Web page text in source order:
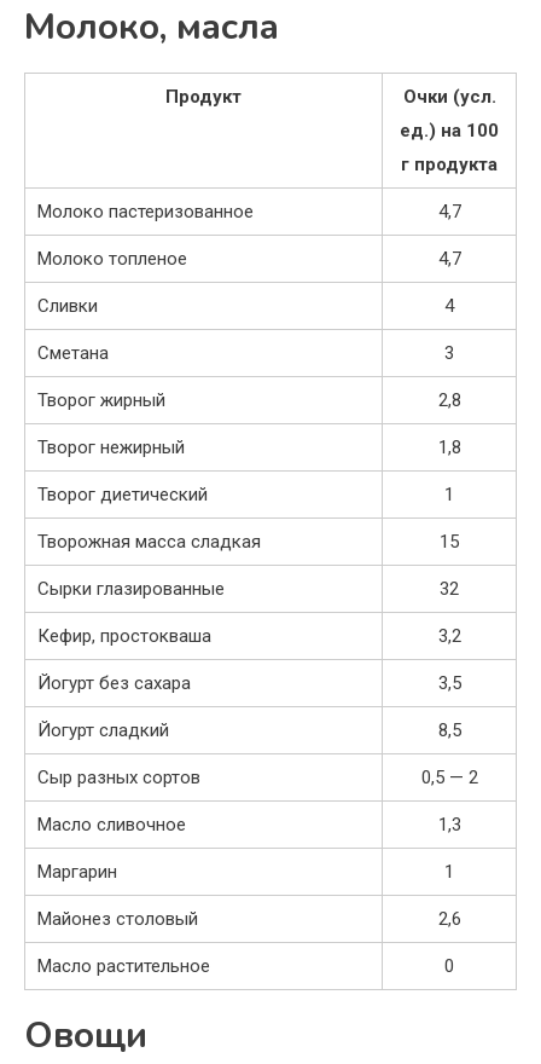
Молоко, масла
Продукт
Очки (усл.
ед.) на 100
г продукта
Молоко пастеризованное 4,7
Молоко топленое 4,7
Сливки 4
Сметана 3
Творог жирный 2,8
Творог нежирный 1,8
Творог диетический 1
Творожная масса сладкая 15
Сырки глазированные 32
Кефир, простокваша 3,2
Йогурт без сахара 3,5
Йогурт сладкий 8,5
Сыр разных сортов 0,5 — 2
Масло сливочное 1,3
Маргарин 1
Майонез столовый 2,6
Масло растительное 0
Овощи